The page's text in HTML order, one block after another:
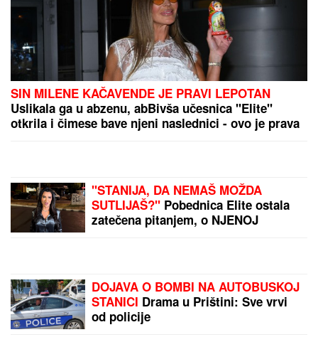
SIN MILENE KAČAVENDE JE PRAVI LEPOTAN
Uslikala ga u abzenu, abBivša učesnica "Elite"
otkrila i čimese bave njeni naslednici - ovo je prava
"STANIJA, DA NEMAŠ MOŽDA
SUTLIJAŠ?" Pobednica Elite ostala
zatečena pitanjem, o NJENOJ
DOJAVA O BOMBI NA AUTOBUSKOJ
STANICI Drama u Prištini: Sve vrvi
od policije